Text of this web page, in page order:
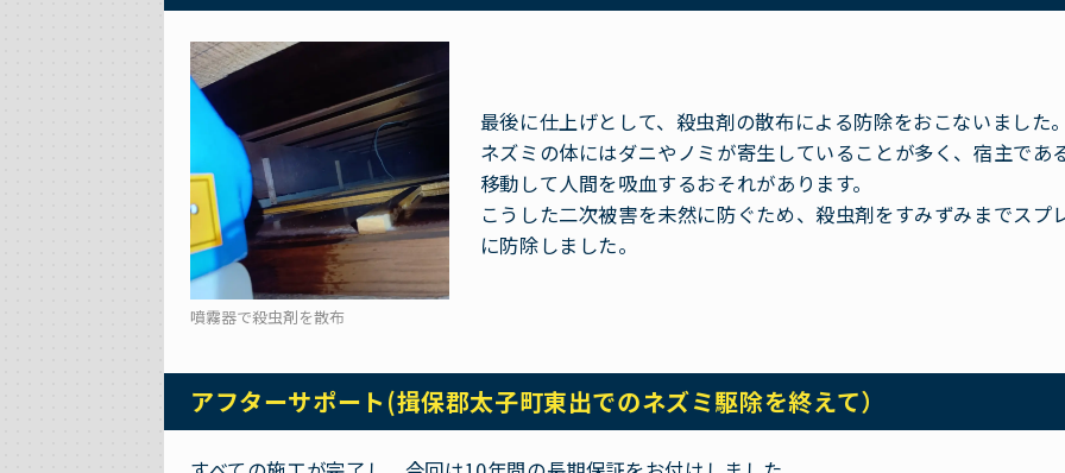
噴霧器で殺虫剤を散布
最後に仕上げとして、殺虫剤の散布による防除をおこないました
ネズミの体にはダニやノミが寄生していることが多く、宿主で
移動して人間を吸血するおそれがあります。
こうした二次被害を未然に防ぐため、殺虫剤をすみずみまでス
に防除しました。
アフターサポート(揖保郡太子町東出でのネズミ駆除を終えて）